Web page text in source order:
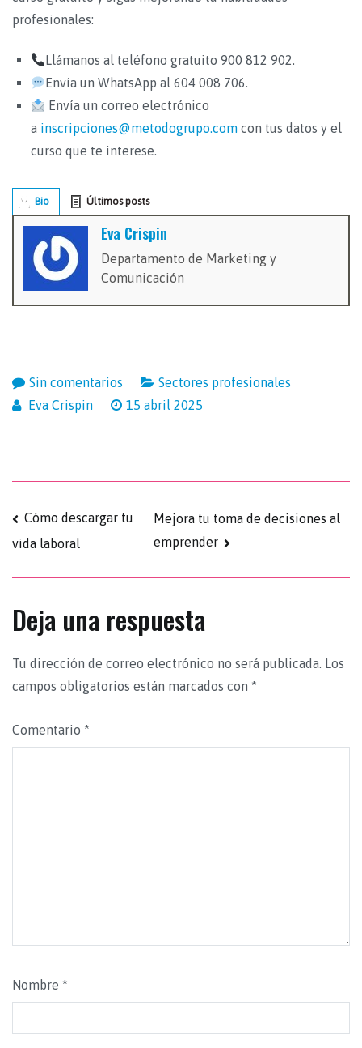
profesionales:
Llámanos al teléfono gratuito 900 812 902.
Envía un WhatsApp al 604 008 706.
Envía un correo electrónico
a inscripciones@metodogrupo.com con tus datos y el
curso que te interese.
Bio Últimos posts
Eva Crispin
Departamento de Marketing y
Comunicación
Sin comentarios
Sectores profesionales
Eva Crispin
15 abril 2025
Cómo descargar tu
vida laboral
Mejora tu toma de decisiones al
emprender
Deja una respuesta
Tu dirección de correo electrónico no será publicada. Los
campos obligatorios están marcados con *
Comentario *
Nombre *